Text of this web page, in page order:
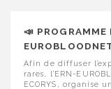
📣 PROGRAMME
Afin de diffuser
rares, l’ERN-
ECORYS, organise